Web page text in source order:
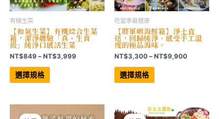
有機生菜
【和氣生菜】有機綜合生菜
箱，潔淨體驗「真・生食
級」純淨口感活生菜
NT$849 –NT$3,999
NT$3,999
選擇規格
此
品
款
式。
吃當季最健康
【將軍嶼海鮮箱】淨土直
送，回歸純淨、感受手工溫
度的極品海味。
NT$3,300–NT$9,900價
選擇規格
此
品
款
式。